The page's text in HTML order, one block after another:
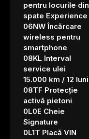
pentru locurile din
spate Experience
06NW Încărcare
wireless pentru
smartphone
08KL Interval
service ulei
15.000 km / 12 luni
08TF Protecție
activă pietoni
0L0E Cheie
Signature
0L1T Placă VIN